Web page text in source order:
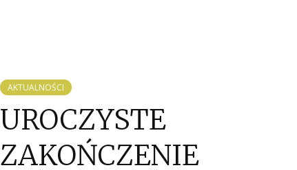
AKTUALNOŚCI
UROCZYSTE
ZAKOŃCZENIE